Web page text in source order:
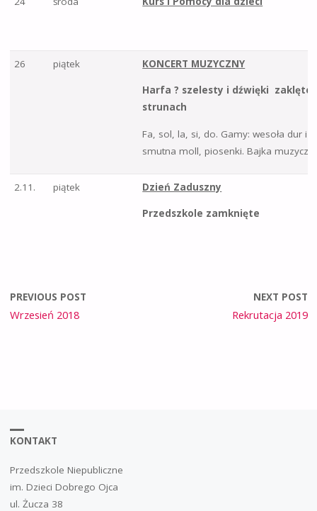
26 piątek KONCERT MUZYCZNY
Harfa ? szelesty i dźwięki
strunach
Fa, sol, la, si, do. Gamy: wesoła dur i
smutna moll, piosenki. Bajka
2.11. piątek Dzień Zaduszny
Przedszkole zamknięte
PREVIOUS POST
Wrzesień 2018
NEXT POST
Rekrutacja 2019
KONTAKT
Przedszkole Niepubliczne
im. Dzieci Dobrego Ojca
ul. Żucza 38